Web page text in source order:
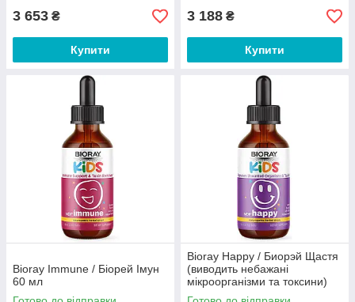
3 653 ₴
Купити
3 188 ₴
Купити
Bioray Immune / Біорей Імун
60 мл
Bioray Happy / Биорэй Щастя
(виводить небажані
мікроорганізми та токсини)
60 мл